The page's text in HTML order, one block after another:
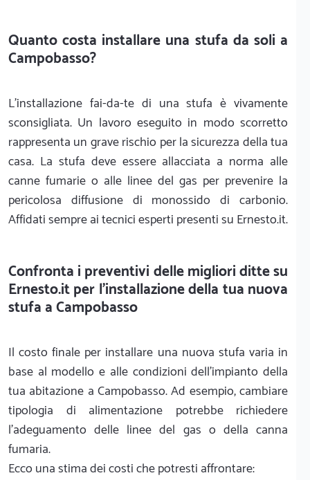
Quanto costa installare una stufa da soli a
Campobasso?
L'installazione fai-da-te di una stufa è vivamente
sconsigliata. Un lavoro eseguito in modo scorretto
rappresenta un grave rischio per la sicurezza della tua
casa. La stufa deve essere allacciata a norma alle
canne fumarie o alle linee del gas per prevenire la
pericolosa diffusione di monossido di carbonio.
Affidati sempre ai tecnici esperti presenti su Ernesto.it.
Confronta i preventivi delle migliori ditte su
Ernesto.it per l'installazione della tua nuova
stufa a Campobasso
Il costo finale per installare una nuova stufa varia in
base al modello e alle condizioni dell'impianto della
tua abitazione a Campobasso. Ad esempio, cambiare
tipologia di alimentazione potrebbe richiedere
l'adeguamento delle linee del gas o della canna
fumaria.
Ecco una stima dei costi che potresti affrontare: